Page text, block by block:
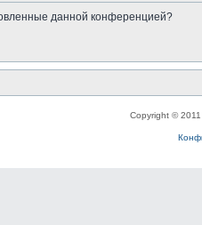
данной конференцией?
Copyright © 2011